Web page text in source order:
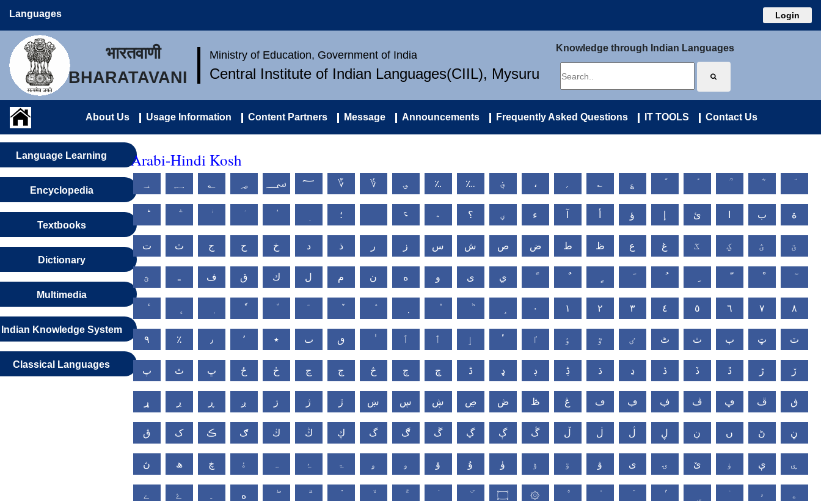
Languages Login
भारतवाणी
BHARATAVANI
Ministry of Education, Government of India
Central Institute of Indian Languages(CIIL), Mysuru
Knowledge through Indian Languages
About Us Usage Information Content Partners Message Announcements Frequently Asked Questions IT TOOLS Contact Us
Language Learning
Encyclopedia
Textbooks
Dictionary
Multimedia
Indian Knowledge System
Classical Languages
Arabi-Hindi Kosh
؀ ؂ ؃ ؄ ؅ ؆ ؇ ؈ ؉ ؊ ؋ ، ؎ ؏
؛ ؝ ؞ ؟ ؠ ء ؤ ئ ب ة
ت ث ج ح خ د ذ ر ز س ش ص ض ط ظ ع غ ػ ؼ ؽ ؾ
ؿ ـ ف ق ك ل م ن ه و ى ي
٠ ١ ٢ ٣ ٤ ٥ ٦ ٧ ٨
٩ ٪ ٫ ٬ ٭ ٮ ٯ ٱ ٲ ٳ ٴ ٵ ٶ ٷ ٸ ٹ ٺ ٻ ټ ٽ
پ ٿ ڀ ځ ڂ ڃ ڄ څ چ ڇ ڈ ډ ڊ ڋ ڌ ڍ ڎ ڏ ڐ ڑ ڒ
ړ ڔ ڕ ږ ڗ ژ ڙ ښ ڛ ڜ ڝ ڞ ڟ ڠ ڡ ڢ ڣ ڤ ڥ ڦ ڧ
ڨ ک ڪ ګ ڬ ڭ ڮ گ ڰ ڱ ڲ ڳ ڴ ڵ ڶ ڷ ڸ ڹ ں ڻ ڼ
ڽ ھ ڿ ۀ ۂ ۃ ۄ ۅ ۆ ۇ ۈ ۉ ۊ ۋ ی ۍ ێ ۏ ې ۑ
ے ۓ ە ۝ ۞ ۤ ۥ ۦ